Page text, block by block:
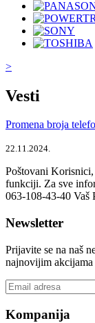
>
Vesti
Promena broja
22.11.2024.
Poštovani
funkciji. Za sve
063-108-43-40 Vaš
Newsletter
Prijavite se na naš
najnovijim akcijama
Kompanija